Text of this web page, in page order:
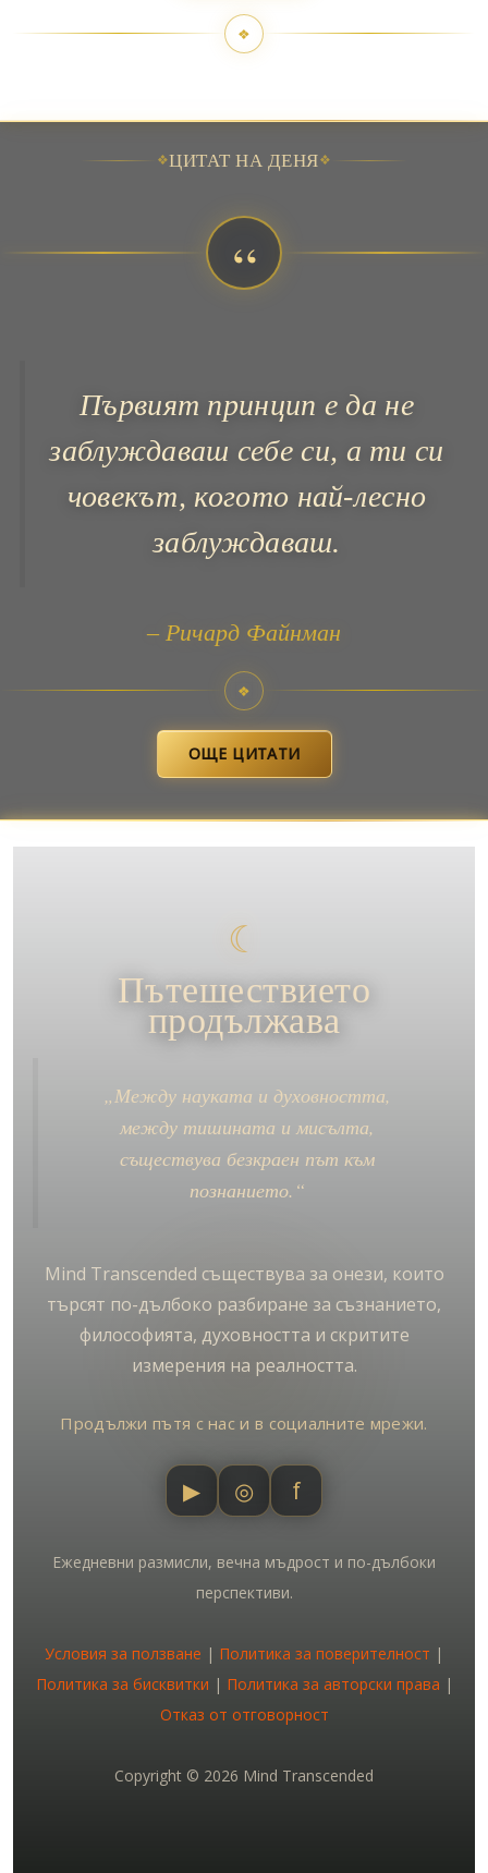
❖
❖ЦИТАТ НА ДЕНЯ❖
“
Първият принцип е да не
заблуждаваш себе си, а ти си
човекът, когото най-лесно
заблуждаваш.
– Ричард Файнман
❖
ОЩЕ ЦИТАТИ
☾
Пътешествието
продължава
„Между науката и духовността,
между тишината и мисълта,
съществува безкраен път към
познанието.“
Mind Transcended съществува за онези, които
търсят по-дълбоко разбиране за съзнанието,
философията, духовността и скритите
измерения на реалността.
Продължи пътя с нас и в социалните мрежи.
▶ ◎ f
Ежедневни размисли, вечна мъдрост и по-дълбоки
перспективи.
Условия за ползване | Политика за поверителност |
Политика за бисквитки | Политика за авторски права |
Отказ от отговорност
Copyright © 2026 Mind Transcended